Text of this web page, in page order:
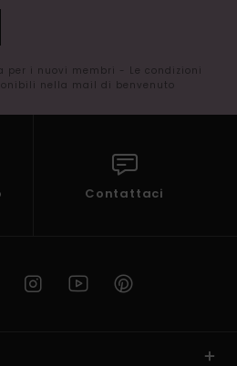
per i nuovi membri - Le condizioni
nella mail di benvenuto
Contattaci